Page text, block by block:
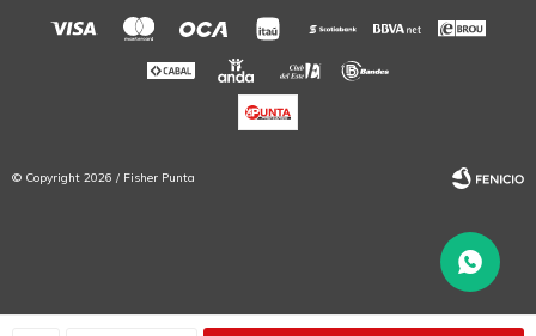
© Copyright 2026 / Fisher Punta